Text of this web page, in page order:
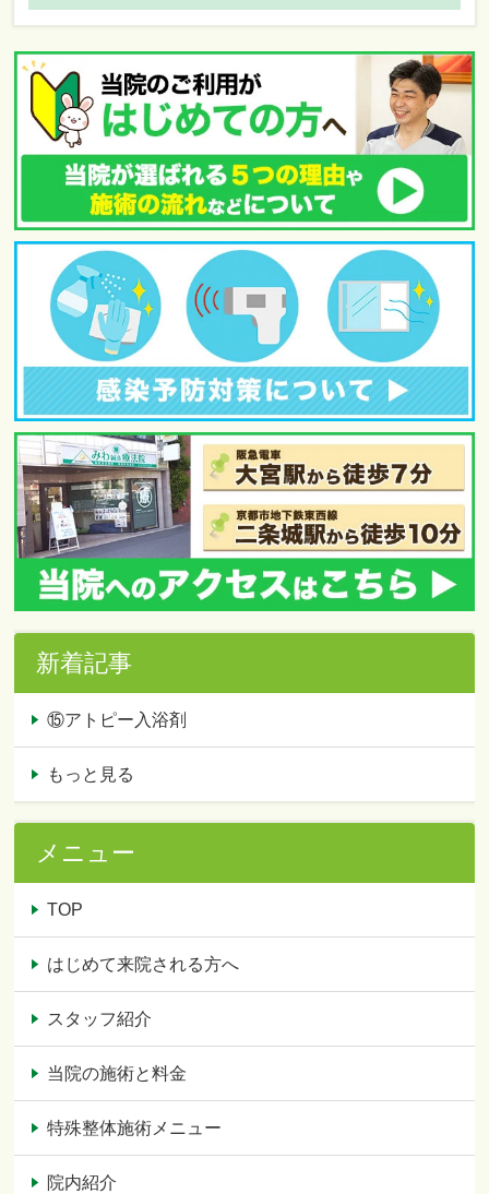
新着記事
⑮アトピー入浴剤
もっと見る
メニュー
TOP
はじめて来院される方へ
スタッフ紹介
当院の施術と料金
特殊整体施術メニュー
院内紹介